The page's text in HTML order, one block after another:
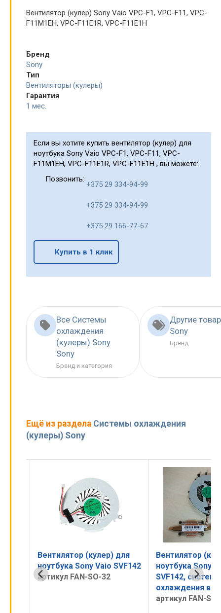
Вентилятор (кулер) Sony Vaio VPC-F1, VPC-F11, VPC-
F11M1EH, VPC-F11E1R, VPC-F11E1H
Бренд
Sony
Тип
Вентиляторы (кулеры)
Гарантия
1 мес.
Если вы хотите купить вентилятор (кулер) для
ноутбука Sony Vaio VPC-F1, VPC-F11, VPC-
F11M1EH, VPC-F11E1R, VPC-F11E1H , вы можете:
Позвонить:
+375 29 334-94-99
+375 29 334-94-99
+375 29 166-77-67
Купить в 1 клик
Все Системы
охлаждения
(кулеры) Sony
Sony
Бренд и категория
Другие
Sony
Бренд
Ещё из раздела Системы охлаждения
(кулеры) Sony
Вентилятор (кулер) для
ноутбука Sony Vaio SVF142
артикул FAN-SO-32
Вентилятор
ноутбука Sony
SVF142, система
охлаждения в
артикул FAN-